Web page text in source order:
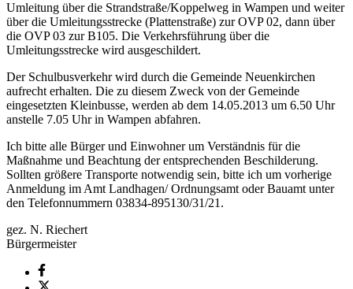
Umleitung über die Strandstraße/Koppelweg in Wampen und weiter
über die Umleitungsstrecke (Plattenstraße) zur OVP 02, dann über
die OVP 03 zur B105. Die Verkehrsführung über die
Umleitungsstrecke wird ausgeschildert.
Der Schulbusverkehr wird durch die Gemeinde Neuenkirchen
aufrecht erhalten. Die zu diesem Zweck von der Gemeinde
eingesetzten Kleinbusse, werden ab dem 14.05.2013 um 6.50 Uhr
anstelle 7.05 Uhr in Wampen abfahren.
Ich bitte alle Bürger und Einwohner um Verständnis für die
Maßnahme und Beachtung der entsprechenden Beschilderung.
Sollten größere Transporte notwendig sein, bitte ich um vorherige
Anmeldung im Amt Landhagen/ Ordnungsamt oder Bauamt unter
den Telefonnummern 03834-895130/31/21.
gez. N. Riechert
Bürgermeister